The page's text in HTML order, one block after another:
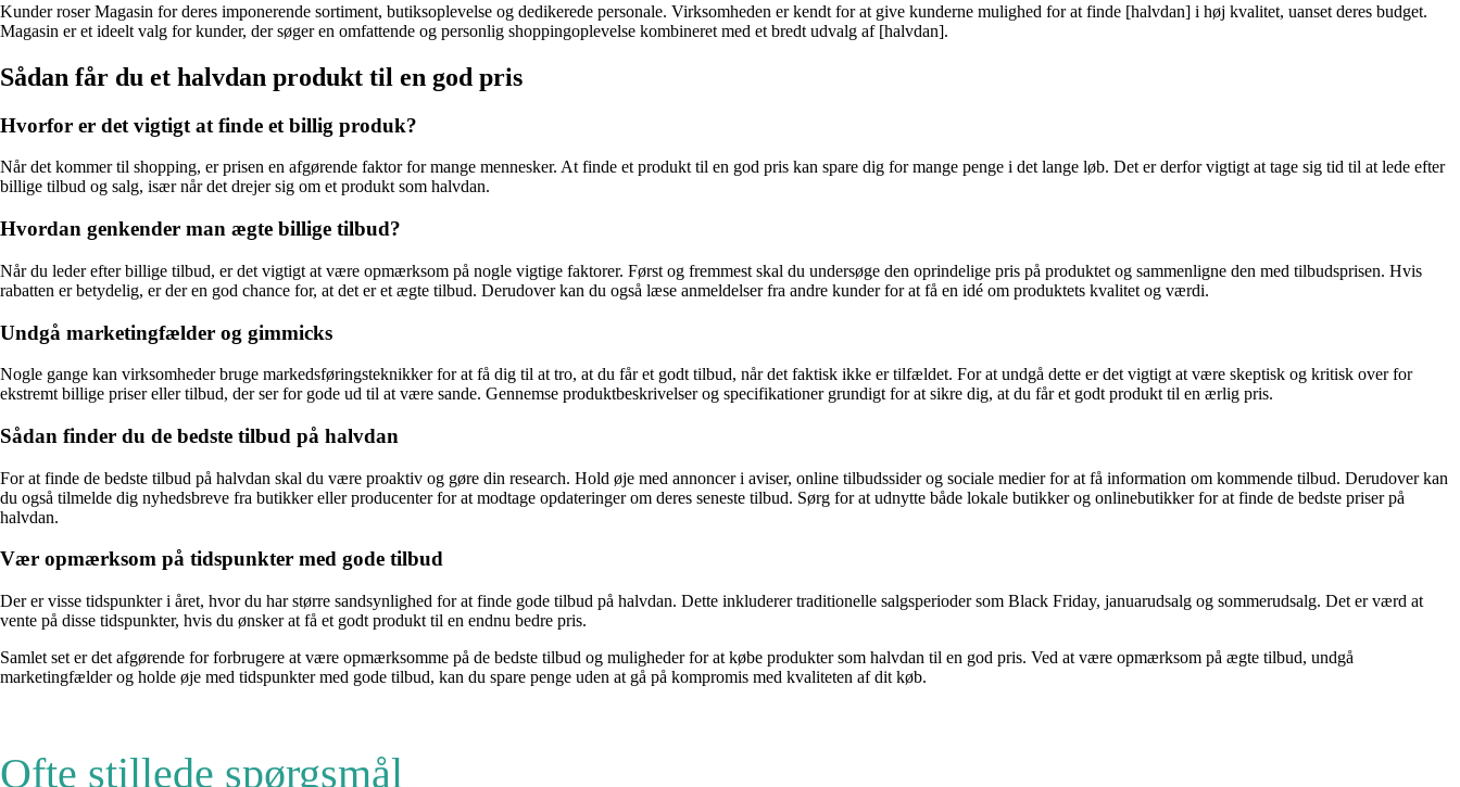
Kunder roser Magasin for deres imponerende sortiment, butiksoplevelse og dedikerede personale. Virksomheden er kendt for at give kunderne mulighed for at finde [halvdan] i høj kvalitet, uanset deres budget.
Magasin er et ideelt valg for kunder, der søger en omfattende og personlig shoppingoplevelse kombineret med et bredt udvalg af [halvdan].
Sådan får du et halvdan produkt til en god pris
Hvorfor er det vigtigt at finde et billig produk?
Når det kommer til shopping, er prisen en afgørende faktor for mange mennesker. At finde et produkt til en god pris kan spare dig for mange penge i det lange løb. Det er derfor vigtigt at tage sig tid til at lede efter
billige tilbud og salg, især når det drejer sig om et produkt som halvdan.
Hvordan genkender man ægte billige tilbud?
Når du leder efter billige tilbud, er det vigtigt at være opmærksom på nogle vigtige faktorer. Først og fremmest skal du undersøge den oprindelige pris på produktet og sammenligne den med tilbudsprisen. Hvis
rabatten er betydelig, er der en god chance for, at det er et ægte tilbud. Derudover kan du også læse anmeldelser fra andre kunder for at få en idé om produktets kvalitet og værdi.
Undgå marketingfælder og gimmicks
Nogle gange kan virksomheder bruge markedsføringsteknikker for at få dig til at tro, at du får et godt tilbud, når det faktisk ikke er tilfældet. For at undgå dette er det vigtigt at være skeptisk og kritisk over for
ekstremt billige priser eller tilbud, der ser for gode ud til at være sande. Gennemse produktbeskrivelser og specifikationer grundigt for at sikre dig, at du får et godt produkt til en ærlig pris.
Sådan finder du de bedste tilbud på halvdan
For at finde de bedste tilbud på halvdan skal du være proaktiv og gøre din research. Hold øje med annoncer i aviser, online tilbudssider og sociale medier for at få information om kommende tilbud. Derudover kan
du også tilmelde dig nyhedsbreve fra butikker eller producenter for at modtage opdateringer om deres seneste tilbud. Sørg for at udnytte både lokale butikker og onlinebutikker for at finde de bedste priser på
halvdan.
Vær opmærksom på tidspunkter med gode tilbud
Der er visse tidspunkter i året, hvor du har større sandsynlighed for at finde gode tilbud på halvdan. Dette inkluderer traditionelle salgsperioder som Black Friday, januarudsalg og sommerudsalg. Det er værd at
vente på disse tidspunkter, hvis du ønsker at få et godt produkt til en endnu bedre pris.
Samlet set er det afgørende for forbrugere at være opmærksomme på de bedste tilbud og muligheder for at købe produkter som halvdan til en god pris. Ved at være opmærksom på ægte tilbud, undgå
marketingfælder og holde øje med tidspunkter med gode tilbud, kan du spare penge uden at gå på kompromis med kvaliteten af dit køb.
Ofte stillede spørgsmål